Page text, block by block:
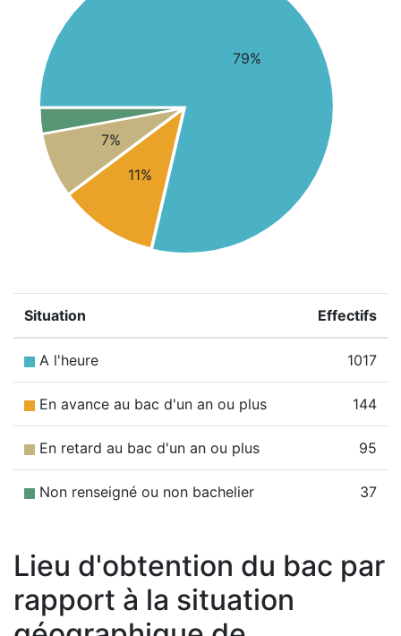
79%
11%
7%
Situation Effectifs
A l'heure 1017
En avance au bac d'un an ou plus 144
En retard au bac d'un an ou plus 95
Non renseigné ou non bachelier 37
Lieu d'obtention du bac par
rapport à la situation